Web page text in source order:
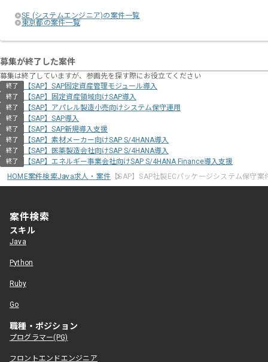
SE (システムエンジニア)の案件一覧
東京都の案件一覧
募集が終了した案件
募集は終了していますが、参画先を探す際にお役立てください
終了 【SAP】SAP固定資産管理モジュール導入
終了 【SAP】固定資産領域向けSAP導入
終了 【SAP】アパレル製造小売向けシステム保守運用
終了 【SAP】SAP導入
終了 【SAP】SAP新規導入支援
終了 【SAP】素材メーカー向けSAP S/4HANA導入
終了 【SAP】医薬製造会社向けSAP S/4HANA導入
終了
【SAP】エネルギー事業会社向けSAP S/4HANA Finance導入支援
HOME案件検索Java求人・案件 【SAP】SAP社製ECパッケージシステム保守案
案件検索
スキル
Java
Python
Ruby
Go
職種・ポジション
プログラマー(PG)
フロントエンドエンジニア